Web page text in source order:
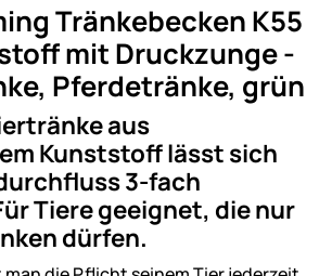
Tränkebecken K55
mit Druckzunge -
Pferdetränke, grün
aus
Kunststoff lässt sich
3-fach
Tiere geeignet, die nur
dürfen.